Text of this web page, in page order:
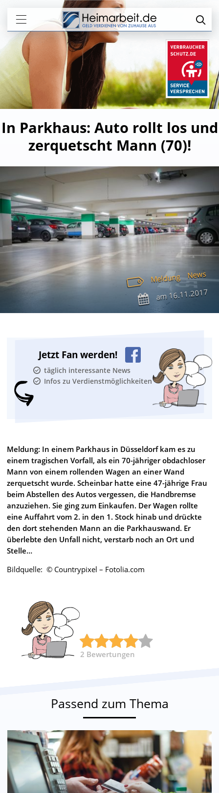
In Parkhaus: Auto rollt los und
zerquetscht Mann (70)!
Meldung News
am16.11.2017
Jetzt Fan werden!
täglich interessante News
Infos zu Verdienstmöglichkeiten
Meldung: In einem Parkhaus in Düsseldorf kam es zu
einem tragischen Vorfall, als ein 70-jähriger obdachloser
Mann von einem rollenden Wagen an einer Wand
zerquetscht wurde. Scheinbar hatte eine 47-jährige Frau
beim Abstellen des Autos vergessen, die Handbremse
anzuziehen. Sie ging zum Einkaufen. Der Wagen rollte
eine Auffahrt vom 2. in den 1. Stock hinab und drückte
den dort stehenden Mann an die Parkhauswand. Er
überlebte den Unfall nicht, verstarb noch an Ort und
Stelle…
Bildquelle: © Countrypixel – Fotolia.com
2 Bewertungen
Passend zum Thema